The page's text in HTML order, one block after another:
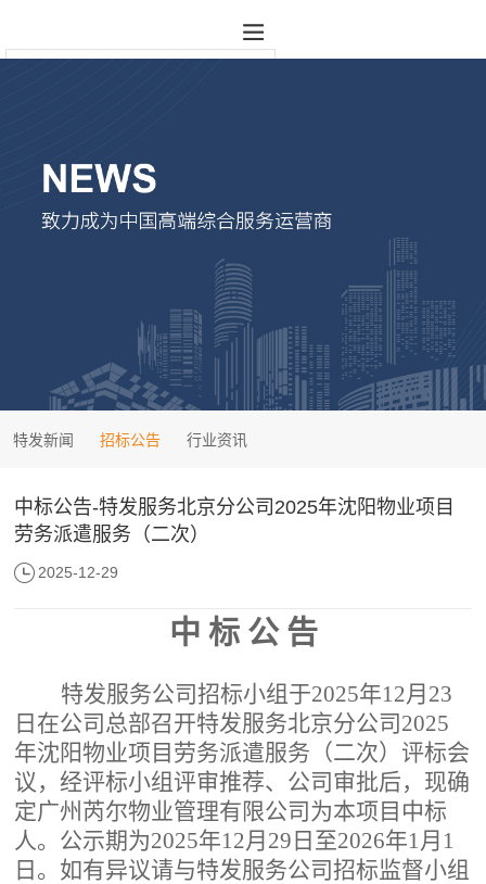
特发新闻 招标公告 行业资讯
中标公告-特发服务北京分公司2025年沈阳物业项目
劳务派遣服务（二次）
2025-12-29
中 标 公 告
特发服务公司招标小组于2025年12月 23
日在公司总部召开特发服务北京分公司 2025
年沈阳物业项目劳务派遣服务（二次）评标会
议，经评标小组评审推荐、公司审批后，现确
定广州芮尔物业管理有限公司为本项目中标
人。公示期为2025年12月 29日 至2026年1 月 1
日。如有异议请与特发服务公司招标监督小组